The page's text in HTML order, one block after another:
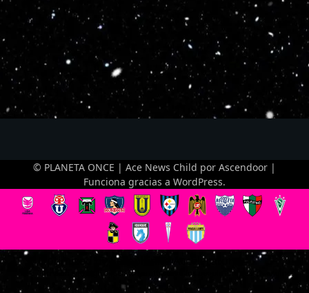
© PLANETA ONCE | Ace News Child por Ascendoor |
Funciona gracias a WordPress.
Optimized by Seraphinite Accelerator
Turns on site high speed to be attractive for people and search engines.